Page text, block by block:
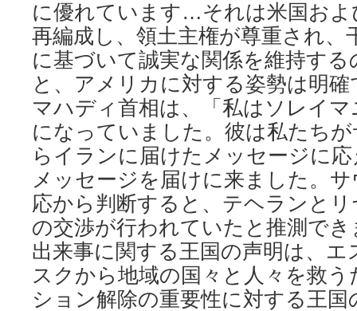
に優れています…それは米国およ
再編成し、領土主権が尊重され、
に基づいて誠実な関係を維持す
と、アメリカに対する姿勢は明確
マハディ首相は、「私はソレイ
になっていました。彼は私たち
らイランに届けたメッセージに
メッセージを届けに来ました。
応から判断すると、テヘランと
の交渉が行われていたと推測で
出来事に関する王国の声明は、
スクから地域の国々と人々を救
ション解除の重要性に対する王